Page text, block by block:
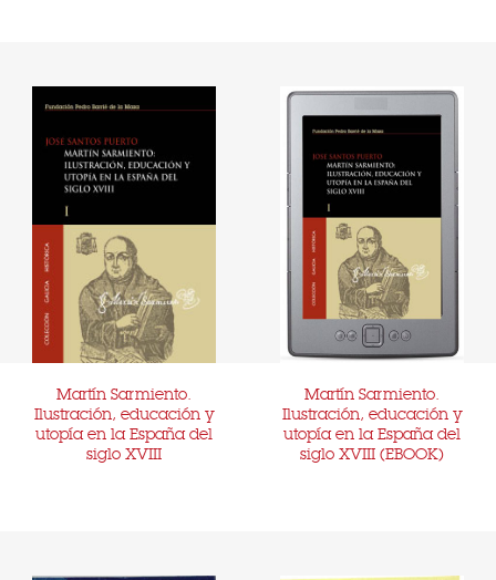
Martín Sarmiento.
Ilustración, educación y
utopía en la España del
siglo XVIII
Martín Sarmiento.
Ilustración, educación y
utopía en la España del
siglo XVIII (EBOOK)